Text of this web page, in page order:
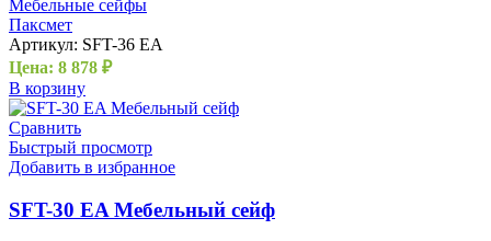
Мебельные сейфы
Паксмет
Артикул: SFT-36 EA
Цена: 8 878 ₽
В корзину
Сравнить
Быстрый просмотр
Добавить в избранное
SFT-30 EA Мебельный сейф